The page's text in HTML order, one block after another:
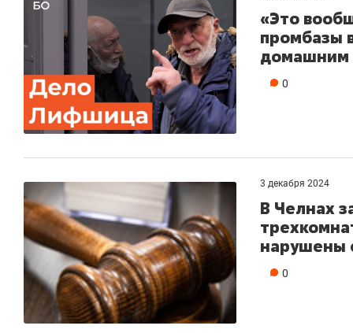
«Это
промбазы
домашним
0
3 декабря 2024
В Челнах
нарушены
0